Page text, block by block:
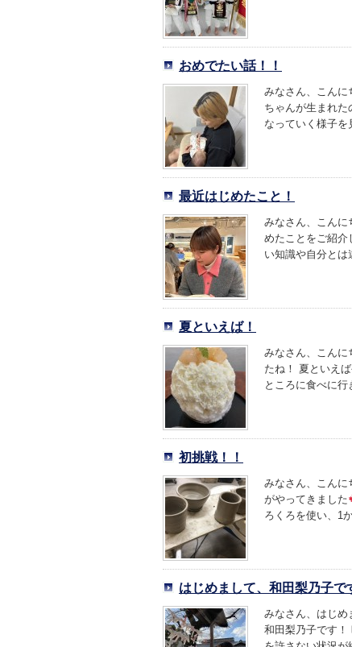
おめでたい話！！
みなさん、こんに
ちゃんが生まれた
なっていく様子
最近はじめたこと！
みなさん、こんに
めたことをご紹介
い知識や自分と
夏といえば！
みなさん、こんに
たね！ 夏といえ
ところに食べに
初挑戦！！
みなさん、こんに
がやってきました
ろくろを使い、1
はじめまして、和田梨乃子で
みなさん、はじめ
和田梨乃子です！